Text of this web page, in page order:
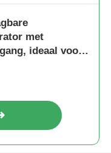
met
ideaal voor
en